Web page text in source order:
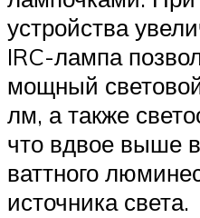
устройства
IRC-лампа
мощный
лм, а также
что вдвое выше
ваттного
источника света.